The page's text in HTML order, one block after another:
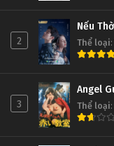
2
Nếu
Thể loại:
3
Angel
Thể loại: